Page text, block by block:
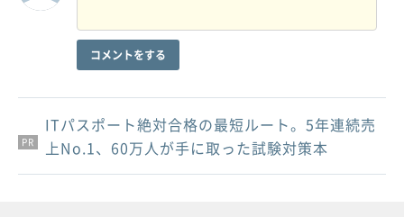
コメントをする
PR
PR
PR
ITパスポート絶対合格の最短ルート。5年連続売
上No.1、60万人が手に取った試験対策本